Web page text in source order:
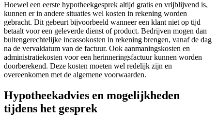
Hoewel een eerste hypotheekgesprek altijd gratis en vrijblijvend is,
kunnen er in andere situaties wel kosten in rekening worden
gebracht. Dit gebeurt bijvoorbeeld wanneer een klant niet op tijd
betaalt voor een geleverde dienst of product. Bedrijven mogen dan
buitengerechtelijke incassokosten in rekening brengen, vanaf de dag
na de vervaldatum van de factuur. Ook aanmaningskosten en
administratiekosten voor een herinneringsfactuur kunnen worden
doorberekend. Deze kosten moeten wel redelijk zijn en
overeenkomen met de algemene voorwaarden.
Hypotheekadvies en mogelijkheden
tijdens het gesprek